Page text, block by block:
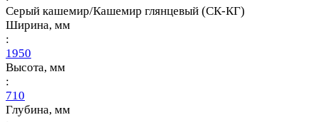
Серый кашемир/Кашемир глянцевый (СК-КГ)
Ширина, мм
:
1950
Высота, мм
:
710
Глубина, мм